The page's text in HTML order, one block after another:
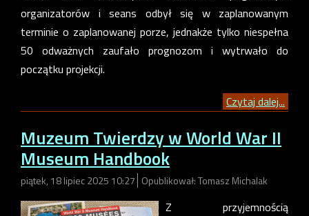
organizatorów i seans odbył się w zaplanowanym
terminie o zaplanowanej porze, jednakże tylko niespełna
50 odważnych zaufało prognozom i wytrwało do
początku projekcji.
Czytaj dalej...
Muzeum Twierdzy w World War II
Museum Handbook
piątek, 18 lipiec 2025 10:27 Opublikował: Tomasz Michalak
Z przyjemnością